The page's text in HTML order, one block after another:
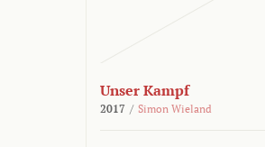
Unser Kampf
2017 / Simon Wieland